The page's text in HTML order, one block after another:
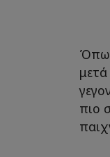
πιο